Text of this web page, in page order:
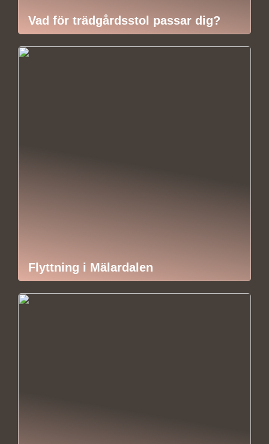
Vad för trädgårdsstol passar dig?
Flyttning i Mälardalen